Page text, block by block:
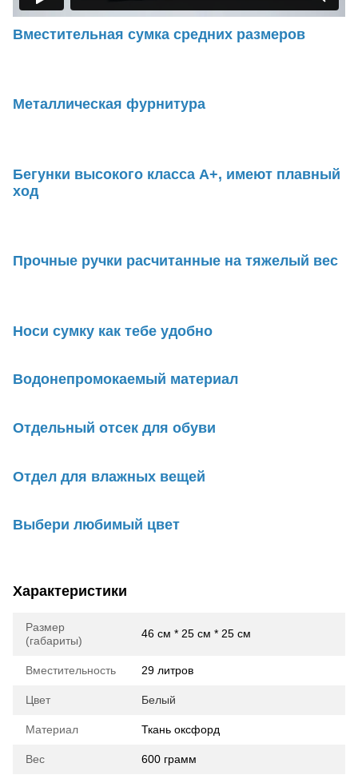
Вместительная сумка средних размеров
Металлическая фурнитура
Бегунки высокого класса А+, имеют плавный
ход
Прочные ручки расчитанные на тяжелый вес
Носи сумку как тебе удобно
Водонепромокаемый материал
Отдельный отсек для обуви
Отдел для влажных вещей
Выбери любимый цвет
Характеристики
Размер
(габариты)
46 см * 25 см * 25 см
Вместительность 29 литров
Цвет Белый
Материал Ткань оксфорд
Вес 600 грамм